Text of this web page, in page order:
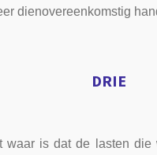
dienovereenkomstig
DRIE
waar is dat de lasten die